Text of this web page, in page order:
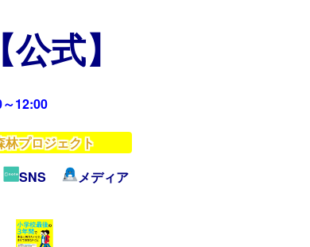
式】
12:00
林プロジェクト
SNS メディア